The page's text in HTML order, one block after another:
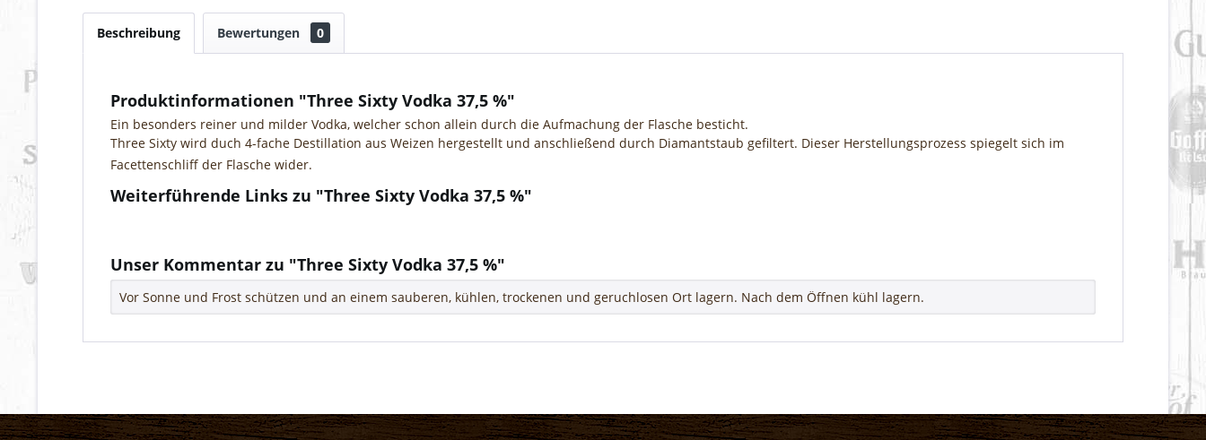
Beschreibung Bewertungen 0
Produktinformationen "Three Sixty Vodka 37,5 %"
Ein besonders reiner und milder Vodka, welcher schon allein durch die Aufmachung der Flasche besticht.
Three Sixty wird duch 4-fache Destillation aus Weizen hergestellt und anschließend durch Diamantstaub gefiltert. Dieser Herstellungsprozess spiegelt sich im
Facettenschliff der Flasche wider.
Weiterführende Links zu "Three Sixty Vodka 37,5 %"
Unser Kommentar zu "Three Sixty Vodka 37,5 %"
Vor Sonne und Frost schützen und an einem sauberen, kühlen, trockenen und geruchlosen Ort lagern. Nach dem Öffnen kühl lagern.